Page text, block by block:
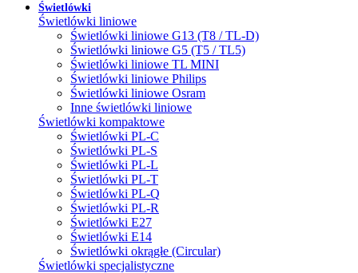
Świetlówki
Świetlówki liniowe
Świetlówki liniowe G13 (T8 / TL-D)
Świetlówki liniowe G5 (T5 / TL5)
Świetlówki liniowe TL MINI
Świetlówki liniowe Philips
Świetlówki liniowe Osram
Inne świetlówki liniowe
Świetlówki kompaktowe
Świetlówki PL-C
Świetlówki PL-S
Świetlówki PL-L
Świetlówki PL-T
Świetlówki PL-Q
Świetlówki PL-R
Świetlówki E27
Świetlówki E14
Świetlówki okrągłe (Circular)
Świetlówki specjalistyczne